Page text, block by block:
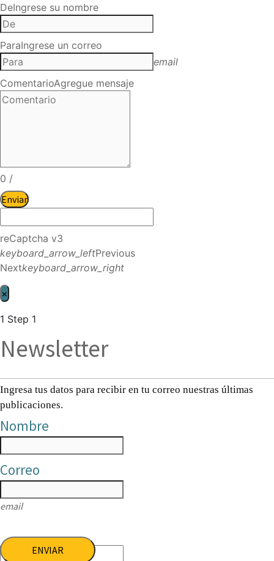
DeIngrese su nombre
ParaIngrese un correo
email
ComentarioAgregue mensaje
0 /
Enviar
reCaptcha v3
keyboard_arrow_leftPrevious
Nextkeyboard_arrow_right
×
1 Step 1
Newsletter
Ingresa tus datos para recibir en tu correo nuestras últimas
publicaciones.
Nombre
Correo
email
ENVIAR